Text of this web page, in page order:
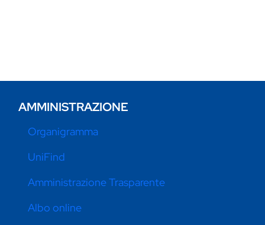
AMMINISTRAZIONE
Organigramma
UniFind
Amministrazione Trasparente
Albo online